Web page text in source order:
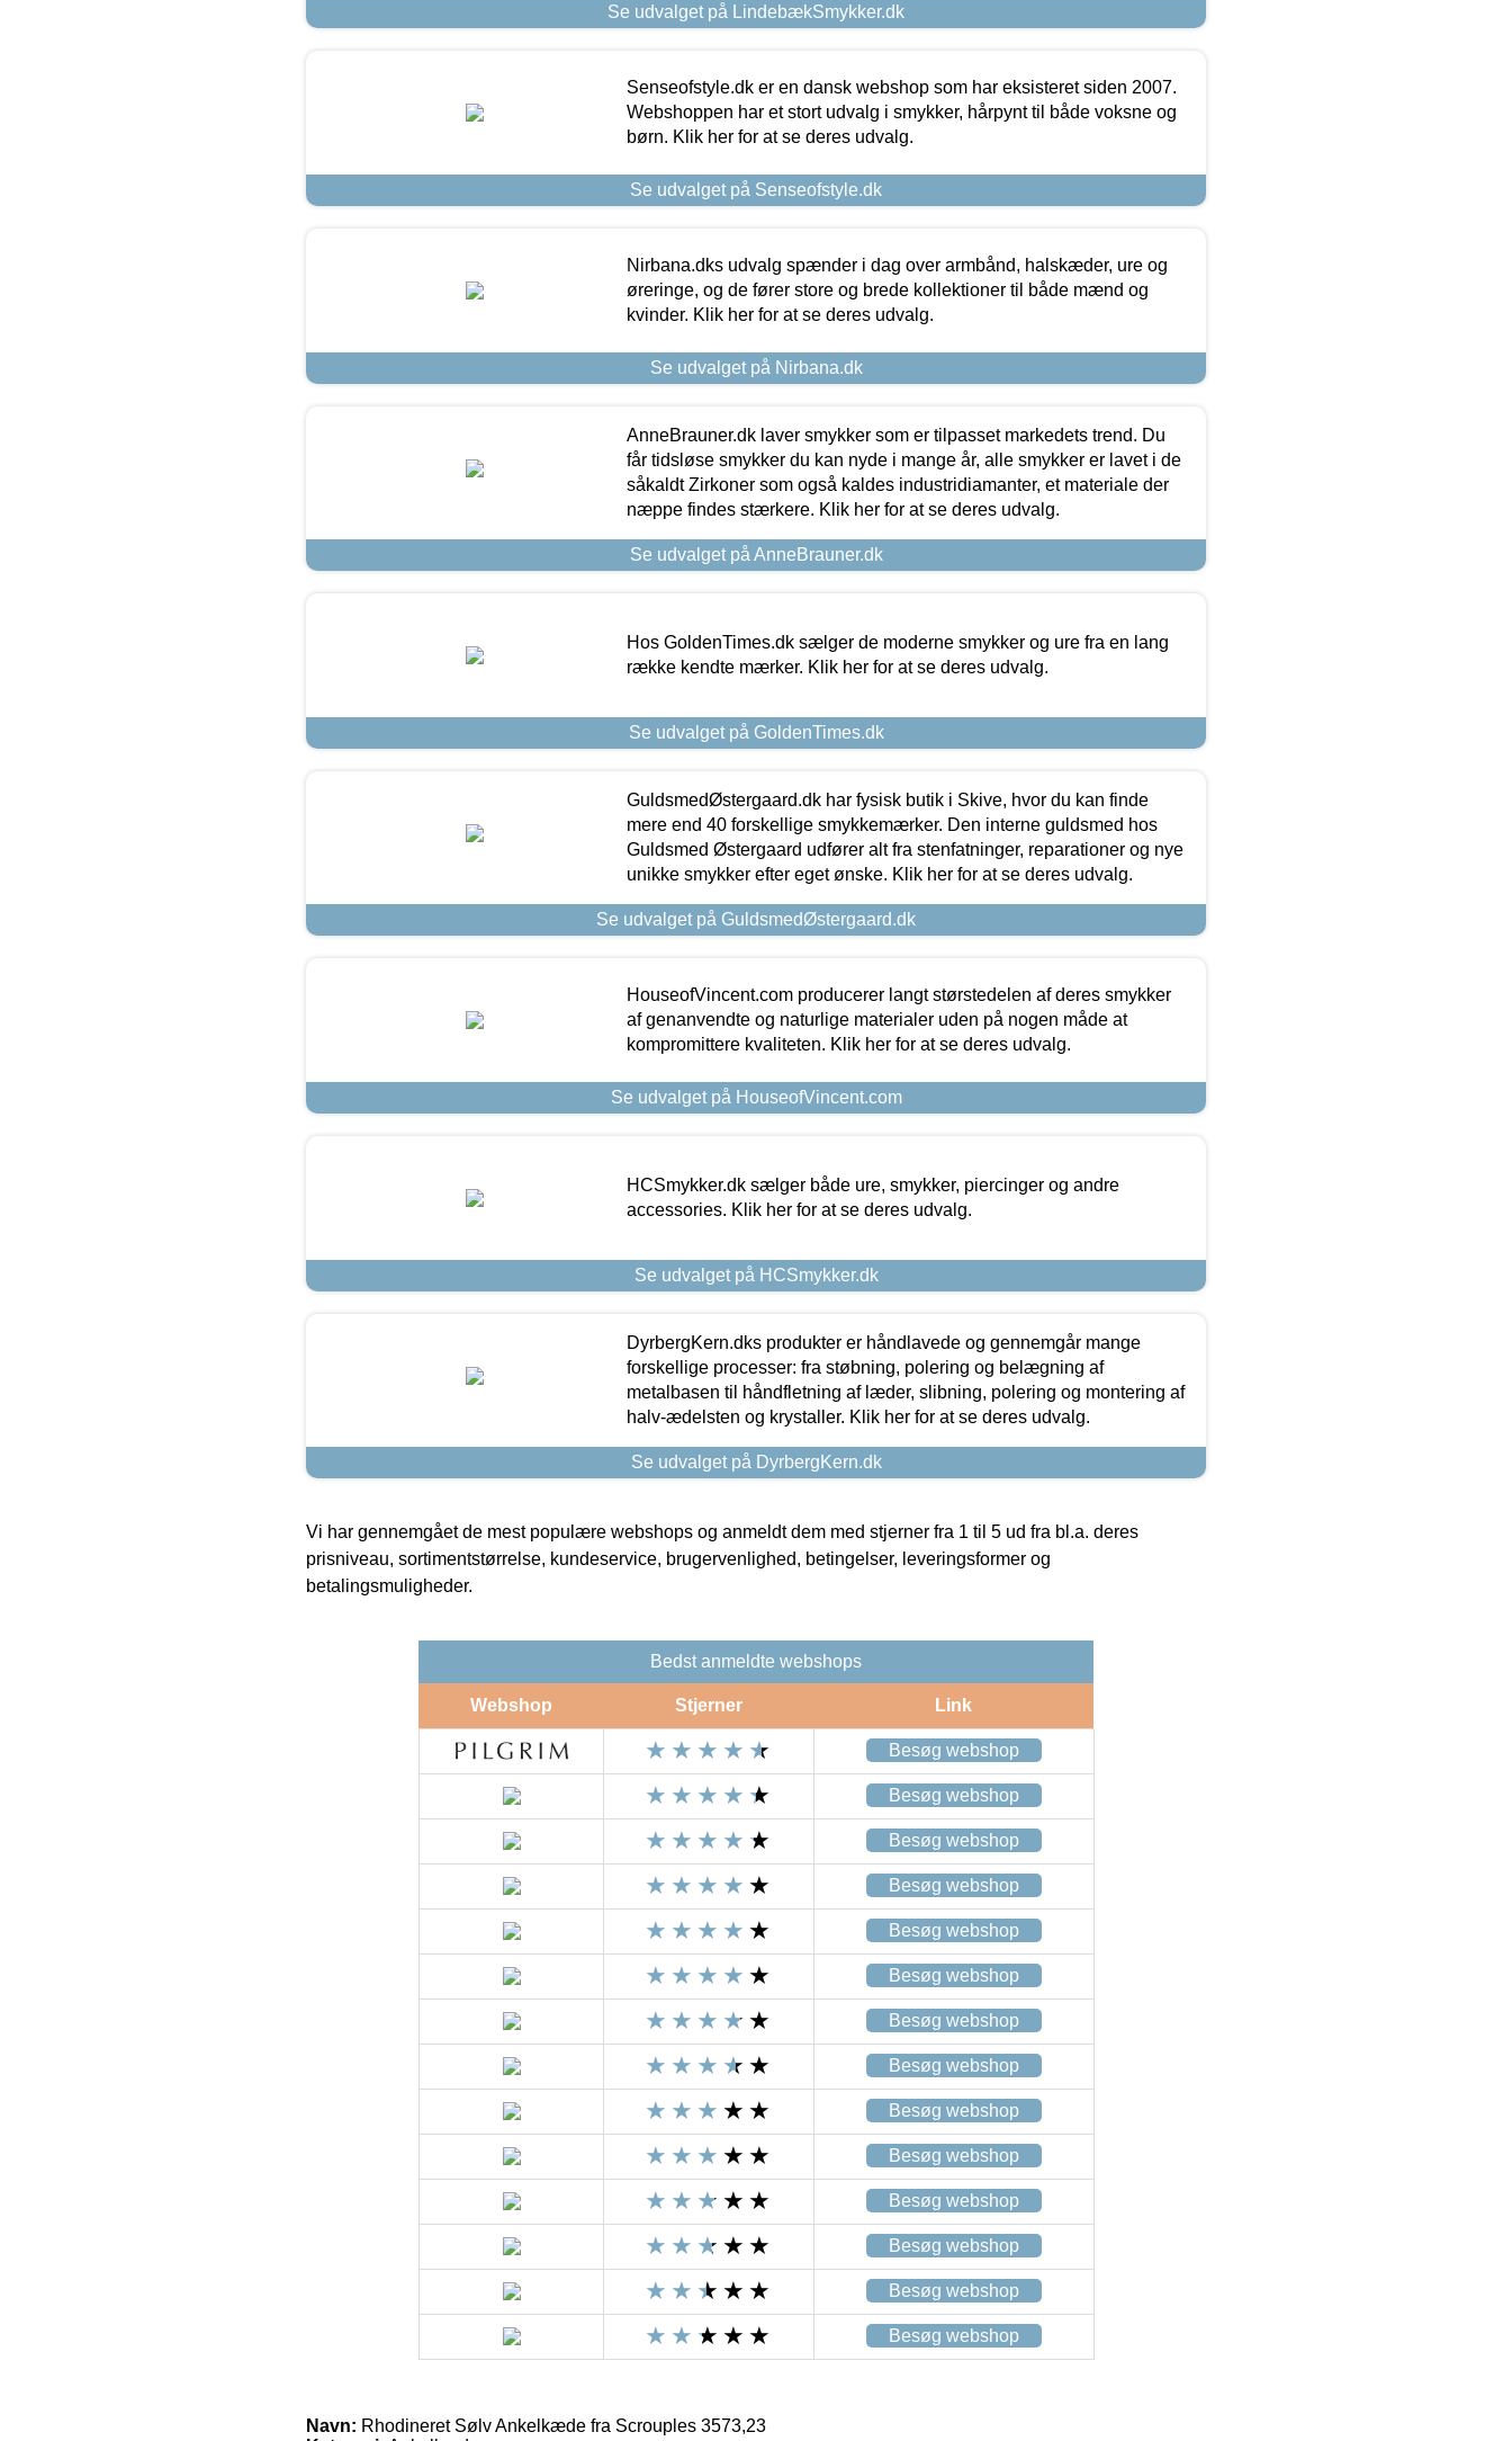
Se udvalget på LindebækSmykker.dk
Senseofstyle.dk er en dansk webshop som har eksisteret siden 2007.
Webshoppen har et stort udvalg i smykker, hårpynt til både voksne og
børn. Klik her for at se deres udvalg.
Se udvalget på Senseofstyle.dk
Nirbana.dks udvalg spænder i dag over armbånd, halskæder, ure og
øreringe, og de fører store og brede kollektioner til både mænd og
kvinder. Klik her for at se deres udvalg.
Se udvalget på Nirbana.dk
AnneBrauner.dk laver smykker som er tilpasset markedets trend. Du
får tidsløse smykker du kan nyde i mange år, alle smykker er lavet i de
såkaldt Zirkoner som også kaldes industridiamanter, et materiale der
næppe findes stærkere. Klik her for at se deres udvalg.
Se udvalget på AnneBrauner.dk
Hos GoldenTimes.dk sælger de moderne smykker og ure fra en lang
række kendte mærker. Klik her for at se deres udvalg.
Se udvalget på GoldenTimes.dk
GuldsmedØstergaard.dk har fysisk butik i Skive, hvor du kan finde
mere end 40 forskellige smykkemærker. Den interne guldsmed hos
Guldsmed Østergaard udfører alt fra stenfatninger, reparationer og nye
unikke smykker efter eget ønske. Klik her for at se deres udvalg.
Se udvalget på GuldsmedØstergaard.dk
HouseofVincent.com producerer langt størstedelen af deres smykker
af genanvendte og naturlige materialer uden på nogen måde at
kompromittere kvaliteten. Klik her for at se deres udvalg.
Se udvalget på HouseofVincent.com
HCSmykker.dk sælger både ure, smykker, piercinger og andre
accessories. Klik her for at se deres udvalg.
Se udvalget på HCSmykker.dk
DyrbergKern.dks produkter er håndlavede og gennemgår mange
forskellige processer: fra støbning, polering og belægning af
metalbasen til håndfletning af læder, slibning, polering og montering af
halv-ædelsten og krystaller. Klik her for at se deres udvalg.
Se udvalget på DyrbergKern.dk
Vi har gennemgået de mest populære webshops og anmeldt dem med stjerner fra 1 til 5 ud fra bl.a. deres
prisniveau, sortimentstørrelse, kundeservice, brugervenlighed, betingelser, leveringsformer og
betalingsmuligheder.
Bedst anmeldte webshops
Webshop Stjerner Link
Besøg webshop
Besøg webshop
Besøg webshop
Besøg webshop
Besøg webshop
Besøg webshop
Besøg webshop
Besøg webshop
Besøg webshop
Besøg webshop
Besøg webshop
Besøg webshop
Besøg webshop
Besøg webshop
Navn: Rhodineret Sølv Ankelkæde fra Scrouples 3573,23